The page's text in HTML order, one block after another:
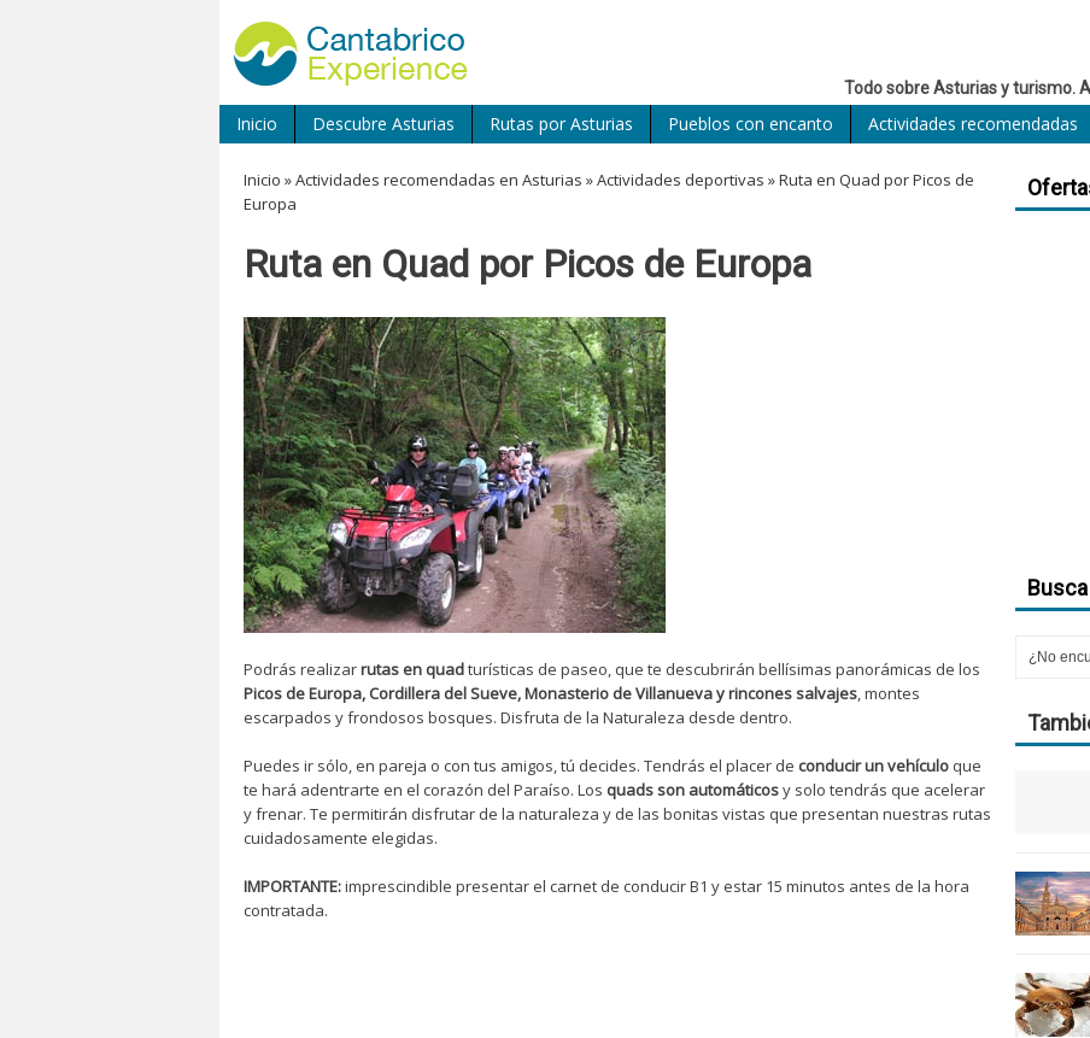
Todo sobre Asturias y turismo.
Inicio Descubre Asturias Rutas por Asturias Pueblos con encanto Actividades recomendadas
Inicio »Actividades recomendadas en Asturias »Actividades deportivas »Ruta en Quad por Picos de
Europa
Ruta en Quad por Picos de Europa
Podrás realizarrutas en quadturísticas de paseo, que te descubrirán bellísimas panorámicas de los
Picos de Europa, Cordillera del Sueve, Monasterio de Villanueva y rincones salvajes, montes
escarpados y frondosos bosques. Disfruta de la Naturaleza desde dentro.
Puedes ir sólo, en pareja o con tus amigos, tú decides. Tendrás el placer de conducir un vehículo que
te hará adentrarte en el corazón del Paraíso. Los quads son automáticosy solo tendrás que acelerar
y frenar. Te permitirán disfrutar de la naturaleza y de las bonitas vistas que presentan nuestras rutas
cuidadosamente elegidas.
IMPORTANTE:imprescindible presentar el carnet de conducir B1 y estar 15 minutos antes de la hora
contratada.